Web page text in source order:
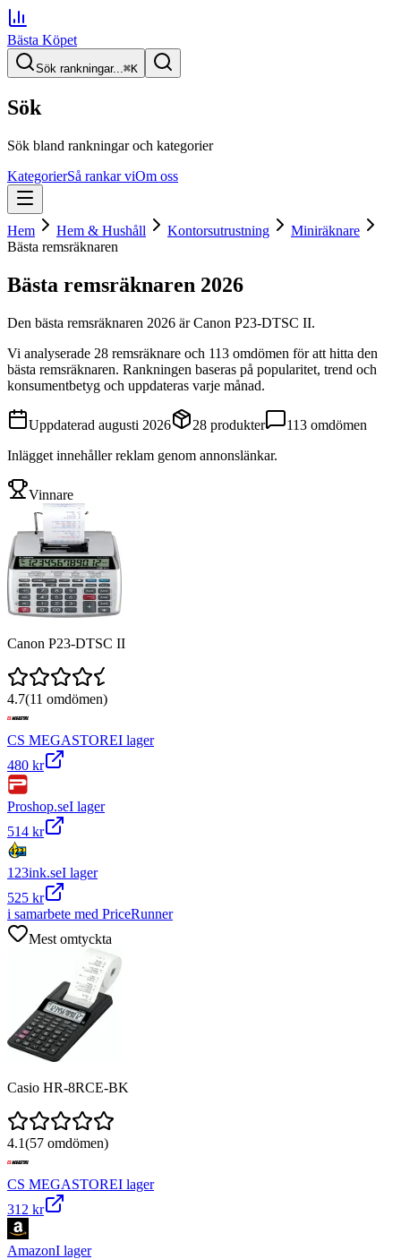
Bästa Köpet
Sök rankningar...⌘K
Sök
Sök bland rankningar och kategorier
KategorierSå rankar viOm oss
Hem Hem & Hushåll Kontorsutrustning
Miniräknare
Bästa remsräknaren
Bästa remsräknaren 2026
Den bästa remsräknaren 2026 ärCanon P23-DTSC II.
Vi analyserade 28 remsräknare och 113 omdömen för att hitta den
bästa remsräknaren. Rankningen baseras på popularitet, trend och
konsumentbetyg och uppdateras varje månad.
Uppdaterad augusti 2026 28 produkter 113 omdömen
Inlägget innehåller reklam genom annonslänkar.
Vinnare
Canon P23-DTSC II
4.7(11 omdömen)
CS MEGASTOREI lager
480 kr
Proshop.seI lager
514 kr
123ink.seI lager
525 kr
i samarbete med PriceRunner
Mest omtyckta
Casio HR-8RCE-BK
4.1(57 omdömen)
CS MEGASTOREI lager
312 kr
AmazonI lager